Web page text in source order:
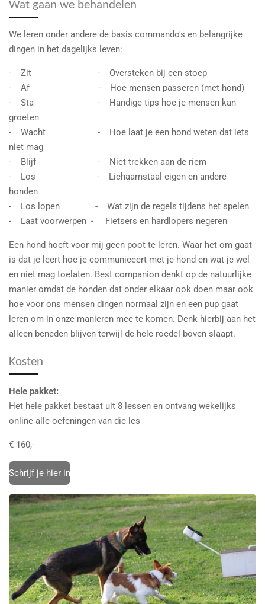
Wat gaan we behandelen
We leren onder andere de basis commando's en belangrijke
dingen in het dagelijks leven:
- Zit - Oversteken bij een stoep
- Af - Hoe mensen passeren (met hond)
- Sta - Handige tips hoe je mensen kan
groeten
- Wacht - Hoe laat je een hond weten dat iets
niet mag
- Blijf - Niet trekken aan de riem
- Los - Lichaamstaal eigen en andere
honden
- Los lopen - Wat zijn de regels tijdens het spelen
- Laat voorwerpen - Fietsers en hardlopers negeren
Een hond hoeft voor mij geen poot te leren. Waar het om gaat
is dat je leert hoe je communiceert met je hond en wat je wel
en niet mag toelaten. Best companion denkt op de natuurlijke
manier omdat de honden dat onder elkaar ook doen maar ook
hoe voor ons mensen dingen normaal zijn en een pup gaat
leren om in onze manieren mee te komen. Denk hierbij aan het
alleen beneden blijven terwijl de hele roedel boven slaapt.
Kosten
Hele pakket:
Het hele pakket bestaat uit 8 lessen en ontvang wekelijks
online alle oefeningen van die les
€ 160,-
Schrijf je hier in